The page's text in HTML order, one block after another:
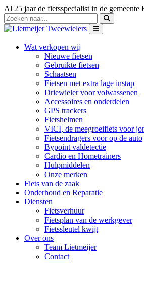
Al 25 jaar de fietsspecialist in de gemeente
Wat verkopen wij
Nieuwe fietsen
Gebruikte fietsen
Schaatsen
Fietsen met extra lage instap
Driewieler voor volwassenen
Accessoires en onderdelen
GPS trackers
Fietshelmen
VICI, de meegroeifiets voor
Fietsendragers voor op de auto
Bypoint valdetectie
Cardio en Hometrainers
Hulpmiddelen
Onze merken
Fiets van de zaak
Onderhoud en Reparatie
Diensten
Fietsverhuur
Fietsplan van de werkgever
Fietssleutel kwijt
Over ons
Team Lietmeijer
Contact